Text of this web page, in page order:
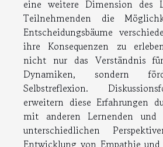
eine weitere Dimension des
Teilnehmenden die
Entscheidungsbäume
ihre Konsequenzen zu
nicht nur das Verständnis
Dynamiken, sondern
Selbstreflexion.
erweitern diese Erfahrungen
mit anderen Lernenden
unterschiedlichen